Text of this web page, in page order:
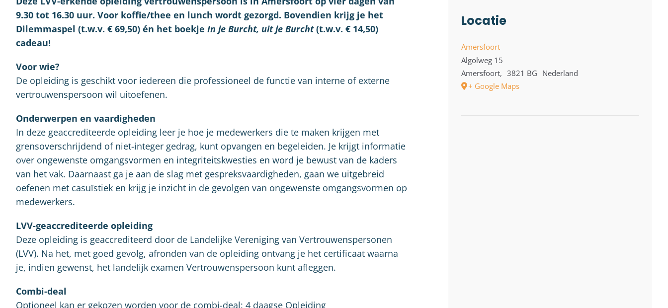
9.30 tot 16.30 uur. Voor koffie/thee en lunch wordt gezorgd. Bovendien krijg je het
Dilemmaspel (t.w.v. € 69,50) én het boekje In je Burcht, uit je Burcht(t.w.v. € 14,50)
cadeau!
Voor wie?
De opleiding is geschikt voor iedereen die professioneel de functie van interne of externe
vertrouwenspersoon wil uitoefenen.
Onderwerpen en vaardigheden
In deze geaccrediteerde opleiding leer je hoe je medewerkers die te maken krijgen met
grensoverschrijdend of niet-integer gedrag, kunt opvangen en begeleiden. Je krijgt informatie
over ongewenste omgangsvormen en integriteitskwesties en word je bewust van de kaders
van het vak. Daarnaast ga je aan de slag met gespreksvaardigheden, gaan we uitgebreid
oefenen met casuïstiek en krijg je inzicht in de gevolgen van ongewenste omgangsvormen op
medewerkers.
LVV-geaccrediteerde opleiding
Deze opleiding is geaccrediteerd door de Landelijke Vereniging van Vertrouwenspersonen
(LVV). Na het, met goed gevolg, afronden van de opleiding ontvang je het certificaat waarna
je, indien gewenst, het landelijk examen Vertrouwenspersoon kunt afleggen.
Combi-deal
Optioneel kan er gekozen worden voor de combi-deal: 4 daagse Opleiding
Locatie
Amersfoort
Algolweg 15
Amersfoort, 3821 BG Nederland
+ Google Maps